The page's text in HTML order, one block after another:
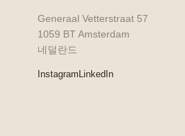
Generaal Vetterstraat 57
1059 BT Amsterdam
네덜란드
Instagram LinkedIn